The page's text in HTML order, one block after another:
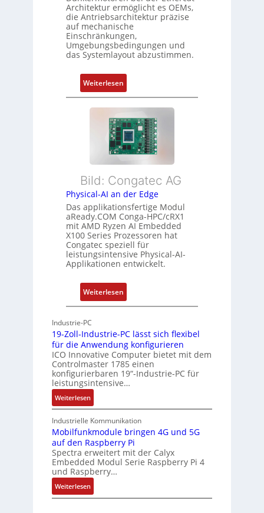
h
u
n
g
u
n
g
u
n
Z
u
s
t
a
n
d
ü
b
e
r
w
a
c
h
u
n
g
s
o
r
g
t
f
ü
r
m
e
h
r
i
s
t
u
n
g
Architektur ermöglicht es OEMs,
die Antriebsarchitektur präzise
auf mechanische
Einschränkungen,
Umgebungsbedingungen und
das Systemlayout abzustimmen.
Weiterlesen:
F
l
e
x
i
b
e
E
t
h
e
r
c
a
t
-
A
c
h
i
t
e
r
Bild: Congatec AG
Physical-AI an der Edge
Das applikationsfertige Modul
aReady.COM Conga-HPC/cRX1
mit AMD Ryzen AI Embedded
X100 Series Prozessoren hat
Congatec speziell für
leistungsintensive Physical-AI-
Applikationen entwickelt.
Weiterlesen:
P
s
i
c
a
I
a
n
d
E
Industrie-PC
19-Zoll-Industrie-PC lässt sich flexibel
für die Anwendung konfigurieren
ICO Innovative Computer bietet mit dem
Controlmaster 1785 einen
konfigurierbaren 19“-Industrie-PC für
leistungsintensive…
Weiterlesen:
1
9
-
Z
o
l
l
-
I
Industrielle Kommunikation
Mobilfunkmodule bringen 4G und 5G
auf den Raspberry Pi
Spectra erweitert mit der Calyx
Embedded Modul Serie Raspberry Pi 4
und Raspberry…
Weiterlesen:
M